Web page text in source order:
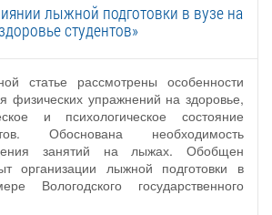
лыжной подготовки в вузе на
студентов»
статье рассмотрены особенности
физических упражнений на здоровье,
и психологическое состояние
Обоснована необходимость
занятий на лыжах. Обобщен
организации лыжной подготовки в
Вологодского государственного